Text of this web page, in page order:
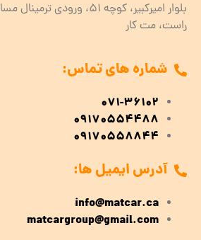
بلوار امیرکبیر، کوچه 51،
راست، مت کار
شماره های تماس:
071-36102
09170554488
09170558844
آدرس ایمیل ها:
info@matcar.ca
matcargroup@gmail.com